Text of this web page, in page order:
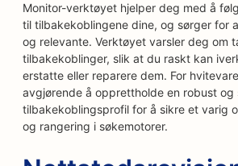
Monitor-verktøyet hjelper deg med å
til tilbakekoblingene dine, og sørger for
og relevante. Verktøyet varsler deg om
tilbakekoblinger, slik at du raskt kan
erstatte eller reparere dem. For
avgjørende å opprettholde en robust og
tilbakekoblingsprofil for å sikre et varig
og rangering i søkemotorer.